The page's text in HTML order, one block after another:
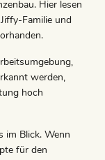
Hier lesen
Familie und
werden,
hoch
im Blick. Wenn
für den